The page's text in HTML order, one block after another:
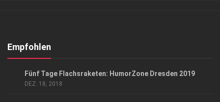
Kontakt, Impressum
Empfohlen
Fünf Tage Flachsraketen: HumorZone Dresden 2019
DEZ. 18, 2018